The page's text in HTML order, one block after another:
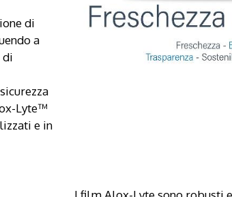
di
a
di
Lyte™
e in